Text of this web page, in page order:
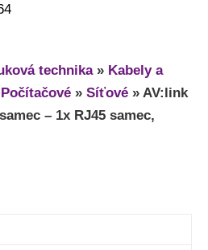
technika» Kabely a
Počítačové » Síťové » AV:link
– 1x RJ45 samec,